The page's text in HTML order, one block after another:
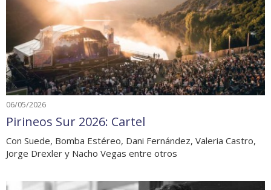
06/05/2026
Pirineos Sur 2026: Cartel
Con Suede, Bomba Estéreo, Dani Fernández, Valeria Castro,
Jorge Drexler y Nacho Vegas entre otros